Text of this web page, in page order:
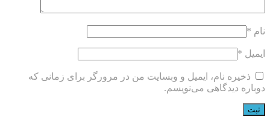
نام *
ایمیل *
ذخیره نام، ایمیل و وبسایت من در مرورگر برای زمانی که
دوباره دیدگاهی می‌نویسم.